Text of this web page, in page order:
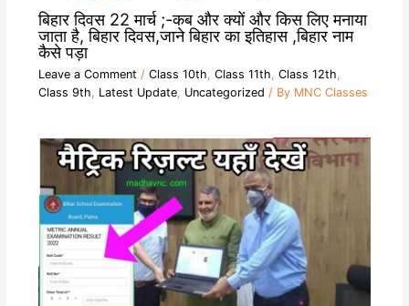
बिहार दिवस 22 मार्च ;-कब और क्यों और किस लिए मनाया
जाता है, बिहार दिवस,जाने बिहार का इतिहास ,बिहार नाम
कैसे पड़ा
Leave a Comment / Class 10th, Class 11th, Class 12th,
Class 9th, Latest Update, Uncategorized / By MNC Classes